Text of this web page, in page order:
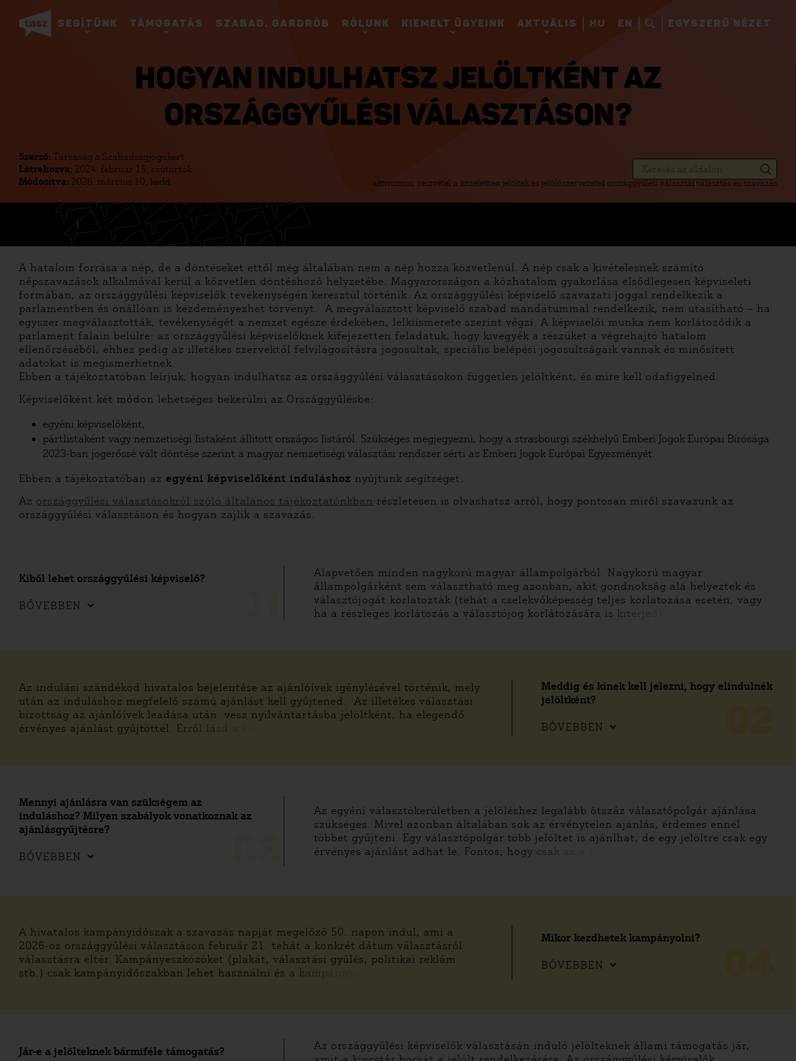
SEGÍTÜNK TÁMOGATÁS SZABAD. GARDRÓB RÓLUNK KIEMELT ÜGYEINK AKTUÁLIS HU EN EGYSZERŰ NÉZET
HOGYAN INDULHATSZ JELÖLTKÉNT AZ
ORSZÁGGYŰLÉSI VÁLASZTÁSON?
Szerző: Társaság a Szabadságjogokért
Létrehozva: 2024. február 15, csütörtök
Módosítva: 2026. március 10, kedd aktivizmus, részvétel a közéletbenjelöltek és jelölőszervezetekországgyűlési választásválasztás és szavazás
A hatalom forrása a nép, de a döntéseket ettől még általában nem a nép hozza közvetlenül. A nép csak a kivételesnek számító
népszavazások alkalmával kerül a közvetlen döntéshozó helyzetébe. Magyarországon a közhatalom gyakorlása elsődlegesen képviseleti
formában, az országgyűlési képviselők tevékenységén keresztül történik. Az országgyűlési képviselő szavazati joggal rendelkezik a
parlamentben és önállóan is kezdeményezhet törvényt. A megválasztott képviselő szabad mandátummal rendelkezik, nem utasítható – ha
egyszer megválasztották, tevékenységét a nemzet egésze érdekében, lelkiismerete szerint végzi. A képviselői munka nem korlátozódik a
parlament falain belülre: az országgyűlési képviselőknek kifejezetten feladatuk, hogy kivegyék a részüket a végrehajtó hatalom
ellenőrzéséből, ehhez pedig az illetékes szervektől felvilágosításra jogosultak, speciális belépési jogosultságaik vannak és minősített
adatokat is megismerhetnek.
Ebben a tájékoztatóban leírjuk, hogyan indulhatsz az országgyűlési választásokon független jelöltként, és mire kell odafigyelned.
Képviselőként két módon lehetséges bekerülni az Országgyűlésbe:
egyéni képviselőként,
pártlistaként vagy nemzetiségi listaként állított országos listáról. Szükséges megjegyezni, hogy a strasbourgi székhelyű Emberi Jogok Európai Bírósága
2023-ban jogerőssé vált döntése szerint a magyar nemzetiségi választási rendszer sérti az Emberi Jogok Európai Egyezményét.
Ebben a tájékoztatóban az egyéni képviselőként induláshoz nyújtunk segítséget.
Az országgyűlési választásokról szóló általános tájékoztatónkban részletesen is olvashatsz arról, hogy pontosan miről szavazunk az
országgyűlési választáson és hogyan zajlik a szavazás.
Kiből lehet országgyűlési képviselő?
BŐVEBBEN
Alapvetően minden nagykorú magyar állampolgárból. Nagykorú magyar
állampolgárként sem választható meg azonban, akit gondnokság alá helyeztek és
választójogát korlátozták (tehát a cselekvőképesség teljes korlátozása esetén, vagy
ha a részleges korlátozás a választójog korlátozására is kiterjed), a
Meddig és kinek kell jelezni, hogy elindulnék
jelöltként?
BŐVEBBEN
Az indulási szándékod hivatalos bejelentése az ajánlóívek igénylésével történik, mely
után az induláshoz megfelelő számú ajánlást kell gyűjtened. Az illetékes választási
bizottság az ajánlóívek leadása után vesz nyilvántartásba jelöltként, ha elegendő
érvényes ajánlást gyűjtöttél. Erről lásd a köv
Mennyi ajánlásra van szükségem az
induláshoz? Milyen szabályok vonatkoznak az
ajánlásgyűjtésre?
BŐVEBBEN
Az egyéni választókerületben a jelöléshez legalább ötszáz választópolgár ajánlása
szükséges. Mivel azonban általában sok az érvénytelen ajánlás, érdemes ennél
többet gyűjteni. Egy választópolgár több jelöltet is ajánlhat, de egy jelöltre csak egy
érvényes ajánlást adhat le. Fontos, hogy csak az a vá
Mikor kezdhetek kampányolni?
BŐVEBBEN
A hivatalos kampányidőszak a szavazás napját megelőző 50. napon indul, ami a
2026-os országgyűlési választáson február 21. tehát a konkrét dátum választásról
választásra eltér. Kampányeszközöket (plakát, választási gyűlés, politikai reklám
stb.) csak kampányidőszakban lehet használni és a kampánnyal
Jár-e a jelölteknek bármiféle támogatás?
Az országgyűlési képviselők választásán induló jelölteknek állami támogatás jár,